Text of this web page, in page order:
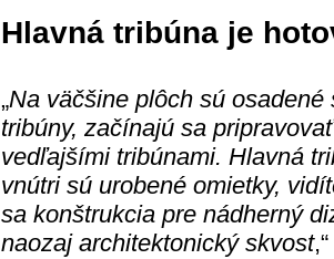
Hlavná tribúna je
„Na väčšine plôch sú
tribúny, začínajú sa
vedľajšími tribúnami. Hlavná
vnútri sú urobené omietky,
sa konštrukcia pre nádherný
naozaj architektonický skvost